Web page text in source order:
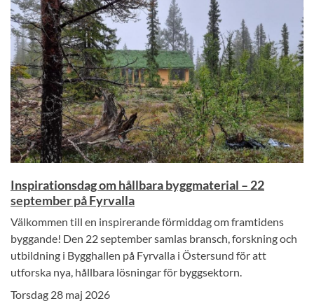
Inspirationsdag om hållbara byggmaterial – 22
september på Fyrvalla
Välkommen till en inspirerande förmiddag om framtidens
byggande! Den 22 september samlas bransch, forskning och
utbildning i Bygghallen på Fyrvalla i Östersund för att
utforska nya, hållbara lösningar för byggsektorn.
Torsdag 28 maj 2026